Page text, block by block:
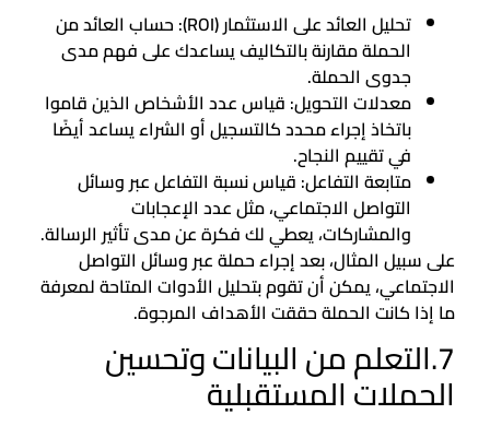
تحليل العائد على الاستثمار (ROI): حساب العائد من
الحملة مقارنة بالتكاليف يساعدك على فهم مدى
جدوى الحملة.
معدلات التحويل: قياس عدد الأشخاص الذين قاموا
باتخاذ إجراء محدد كالتسجيل أو الشراء يساعد أيضًا
في تقييم النجاح.
متابعة التفاعل: قياس نسبة التفاعل عبر وسائل
التواصل الاجتماعي، مثل عدد الإعجابات
والمشاركات، يعطي لك فكرة عن مدى تأثير الرسالة.
على سبيل المثال، بعد إجراء حملة عبر وسائل التواصل
الاجتماعي، يمكن أن تقوم بتحليل الأدوات المتاحة لمعرفة
ما إذا كانت الحملة حققت الأهداف المرجوة.
7.التعلم من البيانات وتحسين
الحملات المستقبلية